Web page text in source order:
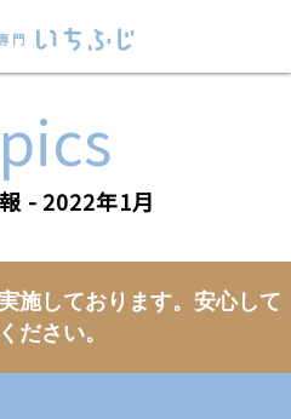
- 2022年1月
施しております。 安心して
ださい。